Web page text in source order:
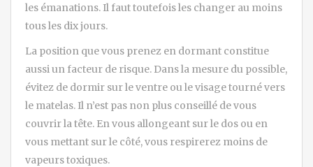
les émanations. Il faut toutefois les changer au moins
tous les dix jours.
La position que vous prenez en dormant constitue
aussi un facteur de risque. Dans la mesure du possible,
évitez de dormir sur le ventre ou le visage tourné vers
le matelas. Il n’est pas non plus conseillé de vous
couvrir la tête. En vous allongeant sur le dos ou en
vous mettant sur le côté, vous respirerez moins de
vapeurs toxiques.